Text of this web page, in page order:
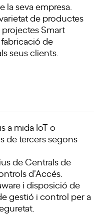
la seva empresa.
de productes
Smart
de
seus clients.
a mida IoT o
de tercers segons
de Centrals de
d’Accés.
i disposició de
gestió i control per a